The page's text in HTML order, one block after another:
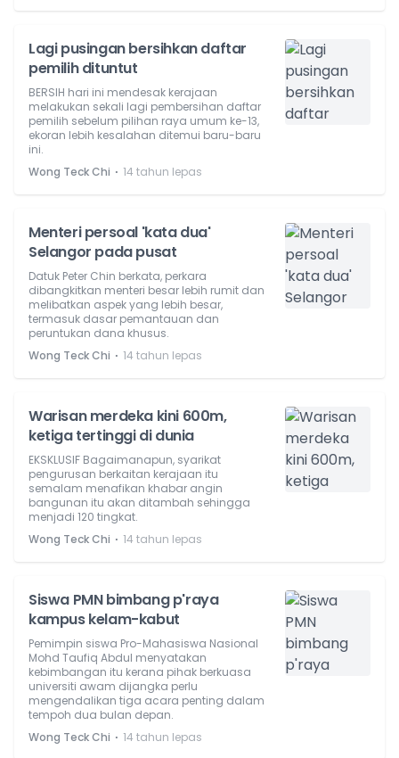
Lagi pusingan bersihkan daftar
pemilih dituntut
BERSIH hari ini mendesak kerajaan
melakukan sekali lagi pembersihan daftar
pemilih sebelum pilihan raya umum ke-13,
ekoran lebih kesalahan ditemui baru-baru
ini.
Wong Teck Chi ⋅ 14 tahun lepas
Menteri persoal 'kata dua'
Selangor pada pusat
Datuk Peter Chin berkata, perkara
dibangkitkan menteri besar lebih rumit dan
melibatkan aspek yang lebih besar,
termasuk dasar pemantauan dan
peruntukan dana khusus.
Wong Teck Chi ⋅ 14 tahun lepas
Warisan merdeka kini 600m,
ketiga tertinggi di dunia
EKSKLUSIF Bagaimanapun, syarikat
pengurusan berkaitan kerajaan itu
semalam menafikan khabar angin
bangunan itu akan ditambah sehingga
menjadi 120 tingkat.
Wong Teck Chi ⋅ 14 tahun lepas
Siswa PMN bimbang p'raya
kampus kelam-kabut
Pemimpin siswa Pro-Mahasiswa Nasional
Mohd Taufiq Abdul menyatakan
kebimbangan itu kerana pihak berkuasa
universiti awam dijangka perlu
mengendalikan tiga acara penting dalam
tempoh dua bulan depan.
Wong Teck Chi ⋅ 14 tahun lepas